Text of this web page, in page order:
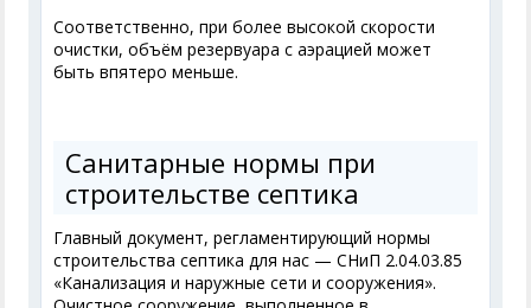
Соответственно, при более высокой скорости
очистки, объём резервуара с аэрацией может
быть впятеро меньше.
Санитарные нормы при
строительстве септика
Главный документ, регламентирующий нормы
строительства септика для нас — СНиП 2.04.03.85
«Канализация и наружные сети и сооружения».